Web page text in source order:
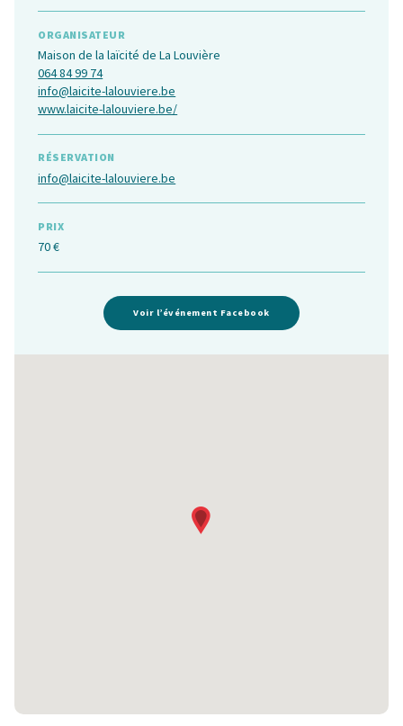
ORGANISATEUR
Maison de la laïcité de La Louvière
064 84 99 74
info@laicite-lalouviere.be
www.laicite-lalouviere.be/
RÉSERVATION
info@laicite-lalouviere.be
PRIX
70 €
Voir l’événement Facebook